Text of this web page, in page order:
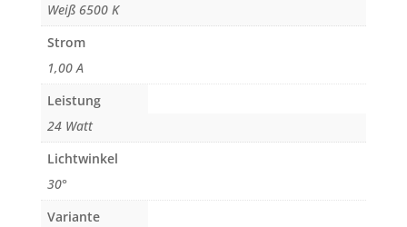
Weiß 6500 K
Strom
1,00 A
Leistung
24 Watt
Lichtwinkel
30°
Variante